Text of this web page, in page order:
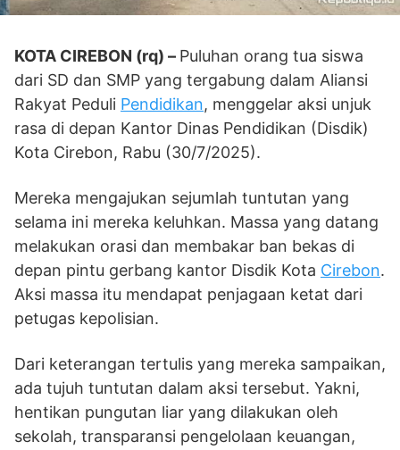
KOTA CIREBON (rq) – Puluhan orang tua siswa
dari SD dan SMP yang tergabung dalam Aliansi
Rakyat Peduli Pendidikan, menggelar aksi unjuk
rasa di depan Kantor Dinas Pendidikan (Disdik)
Kota Cirebon, Rabu (30/7/2025).
Mereka mengajukan sejumlah tuntutan yang
selama ini mereka keluhkan. Massa yang datang
melakukan orasi dan membakar ban bekas di
depan pintu gerbang kantor Disdik Kota Cirebon.
Aksi massa itu mendapat penjagaan ketat dari
petugas kepolisian.
Dari keterangan tertulis yang mereka sampaikan,
ada tujuh tuntutan dalam aksi tersebut. Yakni,
hentikan pungutan liar yang dilakukan oleh
sekolah, transparansi pengelolaan keuangan,